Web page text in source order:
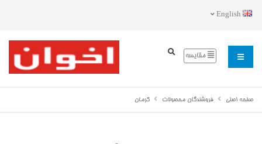
مقایسه
صفحه اصلی فروشندگان محصولات كرمان